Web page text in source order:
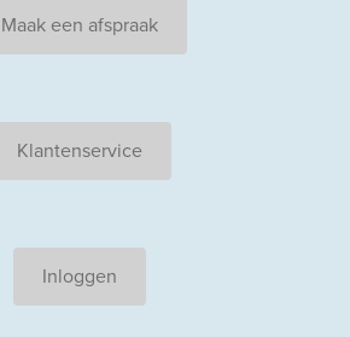
Maak een afspraak
Klantenservice
Inloggen